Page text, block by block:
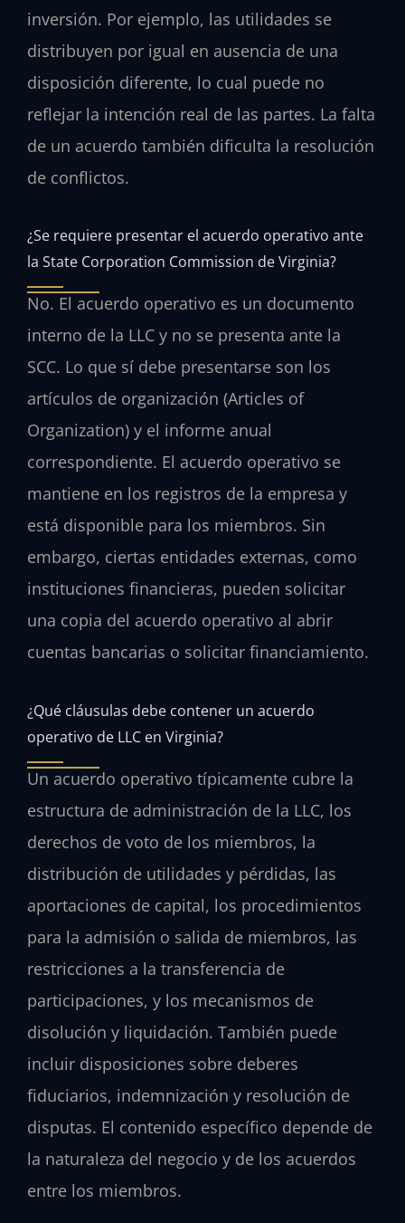
inversión. Por ejemplo, las utilidades se
distribuyen por igual en ausencia de una
disposición diferente, lo cual puede no
reflejar la intención real de las partes. La falta
de un acuerdo también dificulta la resolución
de conflictos.
¿Se requiere presentar el acuerdo operativo ante
la State Corporation Commission de Virginia?
No. El acuerdo operativo es un documento
interno de la LLC y no se presenta ante la
SCC. Lo que sí debe presentarse son los
artículos de organización (Articles of
Organization) y el informe anual
correspondiente. El acuerdo operativo se
mantiene en los registros de la empresa y
está disponible para los miembros. Sin
embargo, ciertas entidades externas, como
instituciones financieras, pueden solicitar
una copia del acuerdo operativo al abrir
cuentas bancarias o solicitar financiamiento.
¿Qué cláusulas debe contener un acuerdo
operativo de LLC en Virginia?
Un acuerdo operativo típicamente cubre la
estructura de administración de la LLC, los
derechos de voto de los miembros, la
distribución de utilidades y pérdidas, las
aportaciones de capital, los procedimientos
para la admisión o salida de miembros, las
restricciones a la transferencia de
participaciones, y los mecanismos de
disolución y liquidación. También puede
incluir disposiciones sobre deberes
fiduciarios, indemnización y resolución de
disputas. El contenido específico depende de
la naturaleza del negocio y de los acuerdos
entre los miembros.